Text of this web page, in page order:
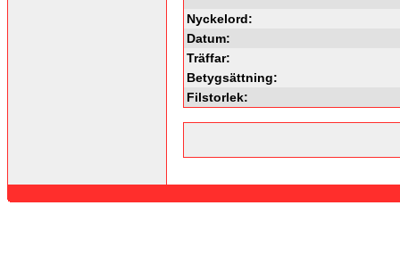
Nyckelord:
Datum:
Träffar:
Betygsättning:
Filstorlek: